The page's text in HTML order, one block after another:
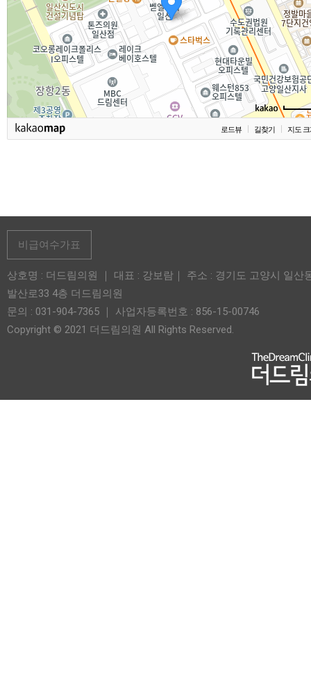
로드뷰 길찾기 지도
비급여수가표
상호명 : 더드림의원 ｜ 대표 : 강보람｜ 주소 : 경기도 고양시 일산
발산로33 4층 더드림의원
문의 : 031-904-7365 ｜ 사업자등록번호 : 856-15-00746
Copyright © 2021 더드림의원 All Rights Reserved.